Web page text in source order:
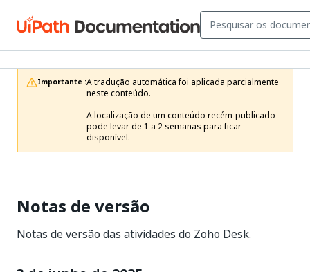
Importante :A tradução automática foi aplicada parcialmente
neste conteúdo.
A localização de um conteúdo recém-publicado
pode levar de 1 a 2 semanas para ficar
disponível.
Notas de versão
Notas de versão das atividades do Zoho Desk.